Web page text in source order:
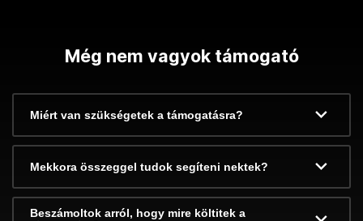
Még nem vagyok támogató
Miért van szükségetek a támogatásra?
Mekkora összeggel tudok segíteni nektek?
Beszámoltok arról, hogy mire költitek a